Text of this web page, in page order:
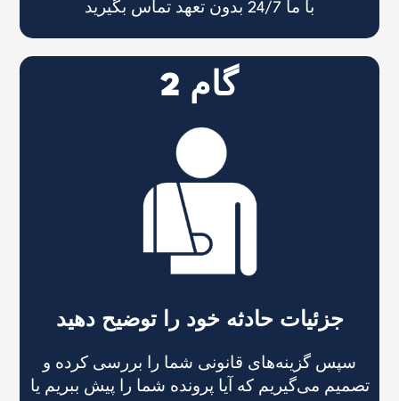
با ما 24/7 بدون تعهد تماس بگیرید
گام 2
جزئیات حادثه خود را توضیح دهید
سپس گزینه‌های قانونی شما را بررسی کرده و
تصمیم می‌گیریم که آیا پرونده شما را پیش ببریم یا